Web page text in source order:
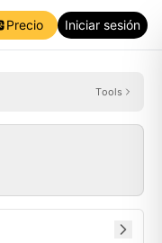
Precio Iniciar sesión
Tools